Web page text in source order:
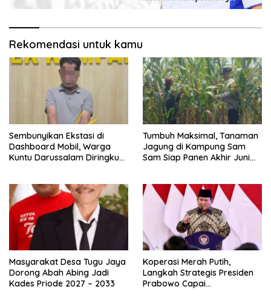
Rekomendasi untuk kamu
Sembunyikan Ekstasi di
Dashboard Mobil, Warga
Kuntu Darussalam Diringkus
Tumbuh Maksimal, Tanaman
Jagung di Kampung Sam
Sam Siap Panen Akhir Juni
Masyarakat Desa Tugu Jaya
Dorong Abah Abing Jadi
Kades Priode 2027 – 2033
Koperasi Merah Putih,
Langkah Strategis Presiden
Prabowo Capai